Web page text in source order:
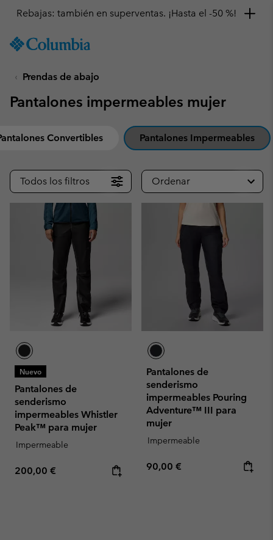
TO
SKIP
MAIN
SKIP
Rebajas: también en superventas. ¡Hasta el -50 %!
Prendas de abajo
Pantalones impermeables mujer
Convertibles Pantalones Impermeables
Todos los filtros Ordenar
Nuevo
Pantalones de
senderismo
impermeables Whistler
Peak™ para mujer
Impermeable
Regular price:
200,00 €
Pantalones de
senderismo
impermeables Pouring
Adventure™ III para
mujer
Impermeable
Regular price:
90,00 €